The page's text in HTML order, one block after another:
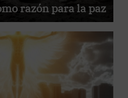
razón para la paz